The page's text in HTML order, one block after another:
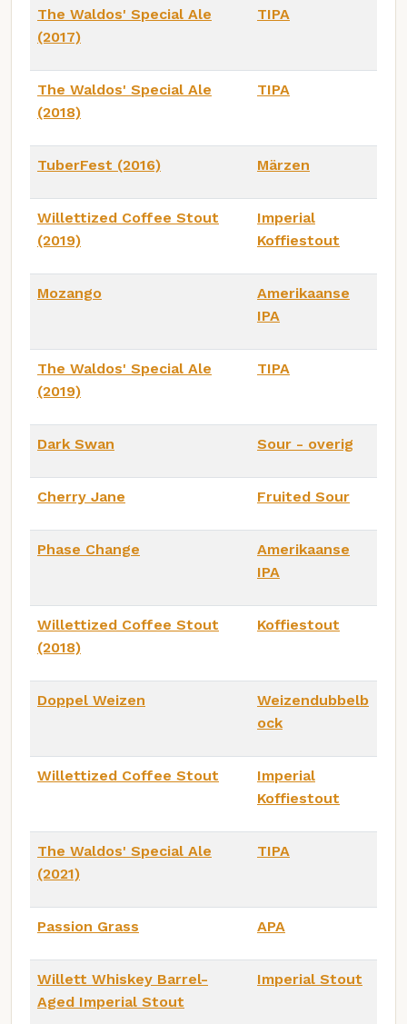
The Waldos' Special Ale
(2017)
TIPA
The Waldos' Special Ale
(2018)
TIPA
TuberFest (2016) Märzen
Willettized Coffee Stout
(2019)
Imperial
Koffiestout
Mozango
Amerikaanse
IPA
The Waldos' Special Ale
(2019)
TIPA
Dark Swan Sour - overig
Cherry Jane Fruited Sour
Phase Change
Amerikaanse
IPA
Willettized Coffee Stout
(2018)
Koffiestout
Doppel Weizen
Weizendubbelb
ock
Willettized Coffee Stout
Imperial
Koffiestout
The Waldos' Special Ale
(2021)
TIPA
Passion Grass APA
Willett Whiskey Barrel-
Aged Imperial Stout
Imperial Stout